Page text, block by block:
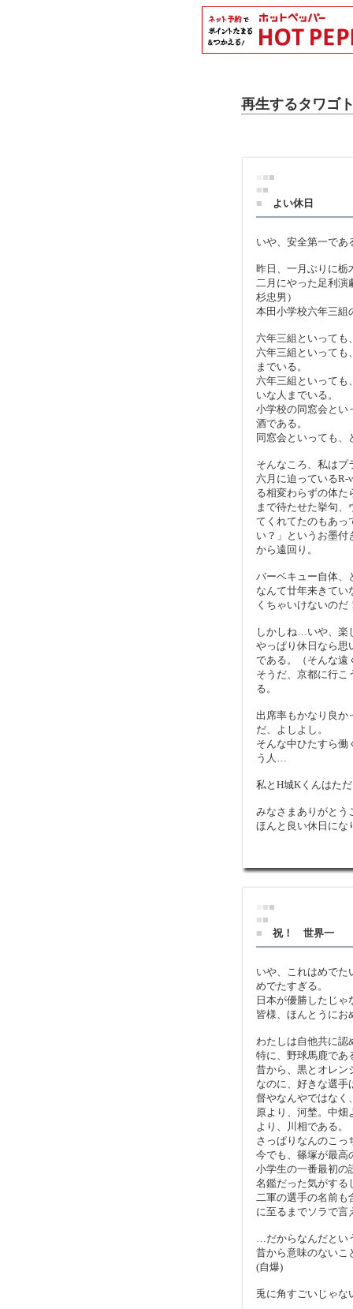
再生するタワゴ
■■
■■
■
よい休日
いや、安全第一であ
昨日、一月ぶりに栃
二月にやった足利演
杉忠男）
本田小学校六年三組
六年三組といっても
六年三組といっても
までいる。
六年三組といっても
いな人までいる。
小学校の同窓会とい
酒である。
同窓会といっても
そんなころ、私はプ
六月に迫っているR-
る相変わらずの体た
まで待たせた挙句
てくれてたのもあっ
い？」というお墨付
から遠回り。
バーベキュー自体、
なんて廿年来きてい
くちゃいけないのだ
しかしね…いや、楽
やっぱり休日なら思
である。（そんな遠
そうだ、京都に行こ
る。
出席率もかなり良か
だ、よしよし。
そんな中ひたすら働
う人…
私とH城Kくんはた
みなさまありがとう
ほんと良い休日にな
■■
■■
■
祝！ 世界一
いや、これはめでた
めでたすぎる。
日本が優勝したじゃ
皆様、ほんとうにお
わたしは自他共に認
特に、野球馬鹿であ
昔から、黒とオレン
なのに、好きな選手
督やなんやではなく
原より、河埜。中畑
より、川相である。
さっぱりなんのこっ
今でも、篠塚が最高
小学生の一番最初の
名鑑だった気がする
二軍の選手の名前も
に至るまでソラで言
…だからなんだとい
昔から意味のないこ
(自爆)
兎に角すごいじゃな